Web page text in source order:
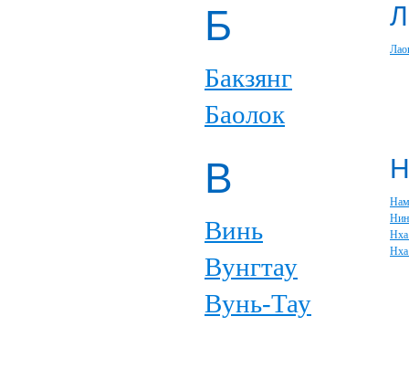
Б
Бакзянг
Баолок
Л
В
Винь
Вунгтау
Вунь-Тау
Н
Нха
Нха